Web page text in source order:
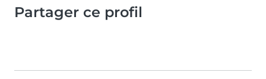
Partager ce profil